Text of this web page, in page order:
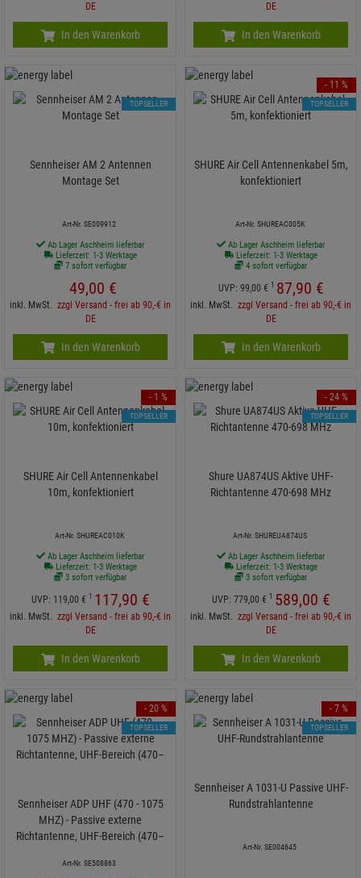
DE
In den Warenkorb
DE
In den Warenkorb
Sennheiser AM 2 Antennen
Montage Set
Art-Nr. SE009912
Ab Lager Aschheim lieferbar
Lieferzeit: 1-3 Werktage
7 sofort verfügbar
49,00 €
inkl. MwSt. zzgl Versand - frei ab 90,-€ in
DE
TOPSELLER
In den Warenkorb
SHURE Air Cell Antennenkabel 5m,
konfektioniert
Art-Nr. SHUREAC005K
Ab Lager Aschheim lieferbar
Lieferzeit: 1-3 Werktage
4 sofort verfügbar
UVP: 99, 00 € 1 87,90 €
inkl. MwSt. zzgl Versand - frei ab 90,-€ in
DE
- 11 %
TOPSELLER
In den Warenkorb
SHURE Air Cell Antennenkabel
10m, konfektioniert
Art-Nr. SHUREAC010K
Ab Lager Aschheim lieferbar
Lieferzeit: 1-3 Werktage
3 sofort verfügbar
UVP: 119,00 € 1 117,90 €
inkl. MwSt. zzgl Versand - frei ab 90,-€ in
DE
- 1 %
TOPSELLER
In den Warenkorb
Shure UA874US Aktive UHF-
Richtantenne 470-698 MHz
Art-Nr. SHUREUA874US
Ab Lager Aschheim lieferbar
Lieferzeit: 1-3 Werktage
3 sofort verfügbar
UVP: 779,00 € 1 589,00 €
inkl. MwSt. zzgl Versand - frei ab 90,-€ in
DE
- 24 %
TOPSELLER
In den Warenkorb
Sennheiser ADP UHF (470 - 1075
MHZ) - Passive externe
Richtantenne, UHF-Bereich (470–
Art-Nr. SE508863
- 20 %
TOPSELLER
Sennheiser A 1031-U Passive UHF-
Rundstrahlantenne
Art-Nr. SE004645
- 7 %
TOPSELLER